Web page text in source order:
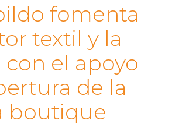
fomenta
textil y la
el apoyo
de la
boutique